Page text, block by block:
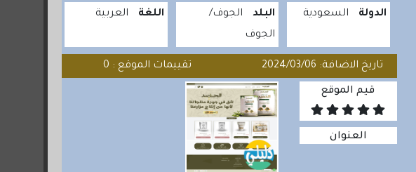
الدولة السعودية البلد
الجوف
الجوف
اللغة العربية
تاريخ الاضافة: 2024/03/06 تقييمات الموقع : 0
قيم الموقع
العنوان